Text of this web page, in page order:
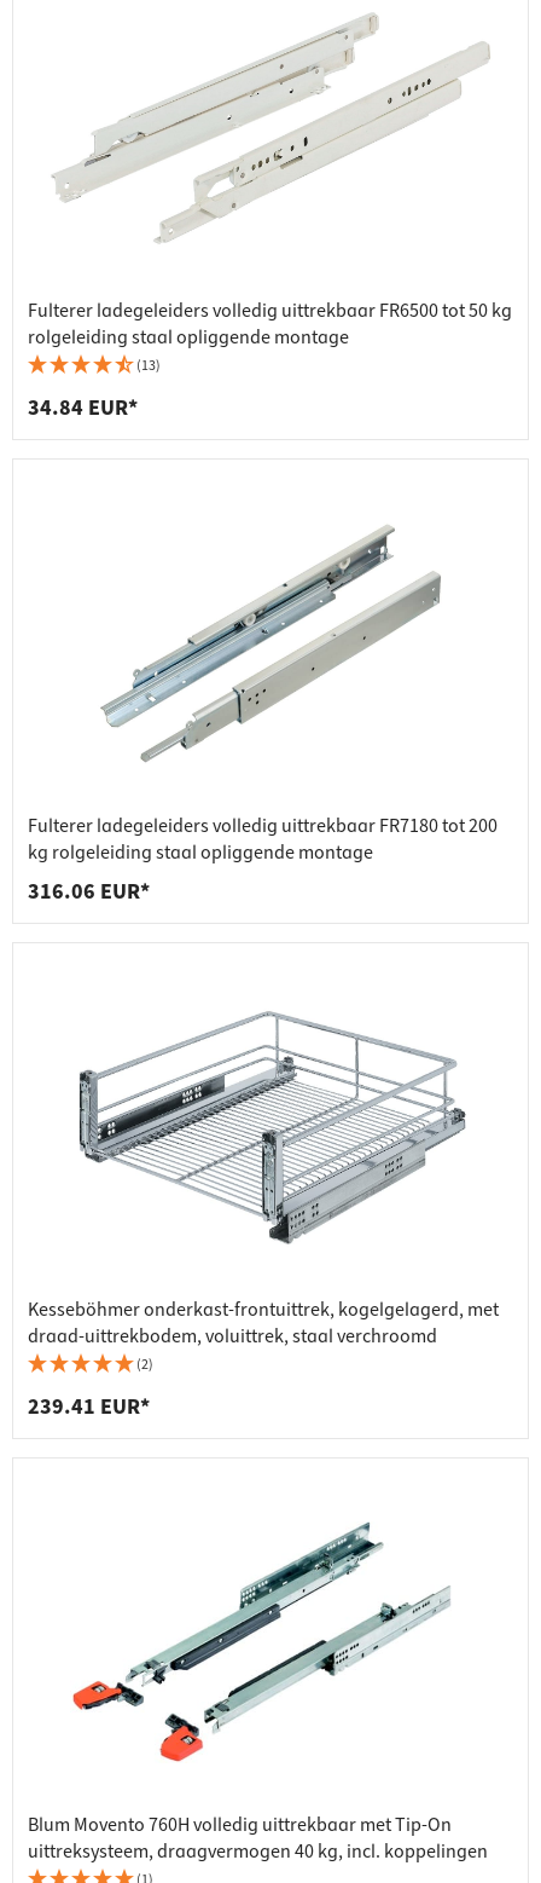
Fulterer ladegeleiders volledig uittrekbaar FR6500 tot 50 kg
rolgeleiding staal opliggende montage
(13)
34.84 EUR*
Fulterer ladegeleiders volledig uittrekbaar FR7180 tot 200
kg rolgeleiding staal opliggende montage
316.06 EUR*
Kesseböhmer onderkast-frontuittrek, kogelgelagerd, met
draad-uittrekbodem, voluittrek, staal verchroomd
(2)
239.41 EUR*
Blum Movento 760H volledig uittrekbaar met Tip-On
uittreksysteem, draagvermogen 40 kg, incl. koppelingen